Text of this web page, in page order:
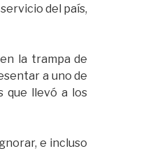
del país,
la trampa de
a uno de
que llevó a los
e incluso